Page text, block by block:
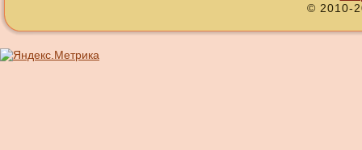
© 2010-